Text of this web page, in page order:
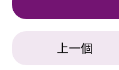
上一個